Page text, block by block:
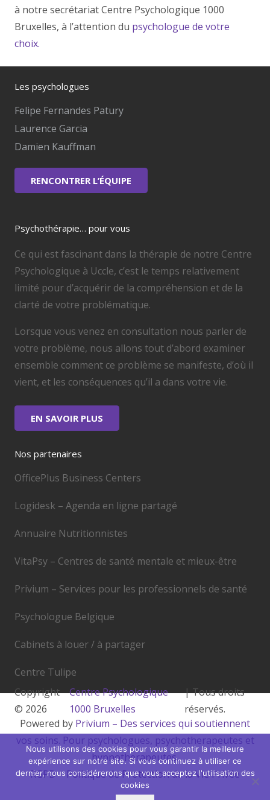
à notre secrétariat Centre Psychologique 1000
Bruxelles, à l’attention du psychologue de votre
choix.
Les psychologues
Felipe Fernandes Patury
Laurence Garcia
Damien Kauffman
RENCONTRER L’ÉQUIPE
Psychothérapie… pour vous
Ce qui est fascinant dans la thérapie de notre Centre
Psychologique à Uccle, c’est le temps relativement
limité pour d’acquérir de la compréhension et de la
clarté de votre problématique.
Lorsque vous venez en consultation nous parler de
votre problème, nous allons tout d’abord examiner
ensemble comment ce problème se manifeste, d’où il
vient, et les conséquences qu’il a dans votre vie.
EN SAVOIR PLUS
Nos partenaires
OfficePlus Business Centers
Logidesk – Agenda en ligne partagé
Annuaire Nutritionnistes
VitaPsy – Centres de santé mentale et mieux-être
Privium – Services pour les professionnels de santé
Psychologue Belgique
Cabinets à louer / à partager
Centre Tulipe
Copyright
© 2026
Centre Psychologique
1000 Bruxelles
| Tous droits
réservés.
Powered by Privium – Des services qui soutiennent
vos soins. Pour psychologues, psychotherapeutes et
hypnotherapeutes.
RGPD – Politique de Protection de la Vie Privée
Nous utilisons des cookies pour vous garantir la meilleure
expérience sur notre site. Si vous continuez à utiliser ce
dernier, nous considérerons que vous acceptez l'utilisation des
cookies